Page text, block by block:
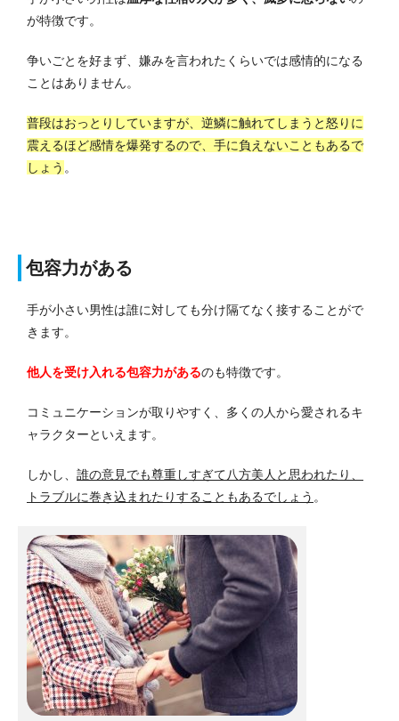
が特徴です。
争いごとを好まず、嫌みを言われたくらいでは感情的になる
ことはありません。
普段はおっとりしていますが、逆鱗に触れてしまうと怒りに
震えるほど感情を爆発するので、手に負えないこともあるで
しょう 。
包容力がある
手が小さい男性は誰に対しても分け隔てなく接することがで
きます。
他人を受け入れる包容力があるのも特徴です。
コミュニケーションが取りやすく、多くの人から愛されるキ
ャラクターといえます。
しかし、 誰の意見でも尊重しすぎて八方美人と思われたり、
トラブルに巻き込まれたりすることもあるでしょう 。